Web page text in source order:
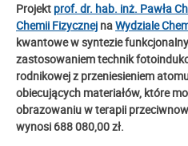
Projekt prof. dr. hab. inż. Pawła
Chemii Fizycznej naWydziale
kwantowe w syntezie
zastosowaniem technik
rodnikowej z przeniesieniem
obiecujących materiałów, które
obrazowaniu w terapii
wynosi 688 080,00 zł.